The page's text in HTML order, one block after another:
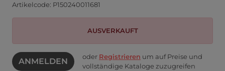
Artikelcode: P150240011681
AUSVERKAUFT
ANMELDEN oder Registrieren um auf Preise und
vollständige Kataloge zuzugreifen